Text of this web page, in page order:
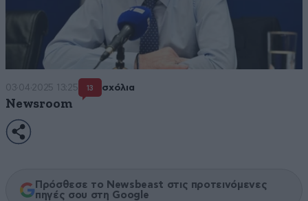
03·04·2025 13:25 13 σχόλια
Newsroom
Πρόσθεσε το Newsbeast στις προτεινόμενες
πηγές σου στη Google